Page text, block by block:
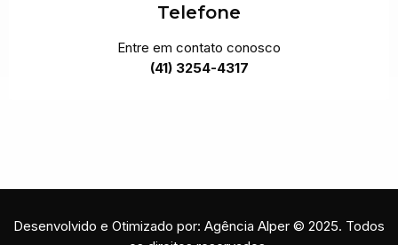
Telefone
Entre em contato conosco
(41) 3254-4317
Desenvolvido e Otimizado por: Agência Alper © 2025. Todos